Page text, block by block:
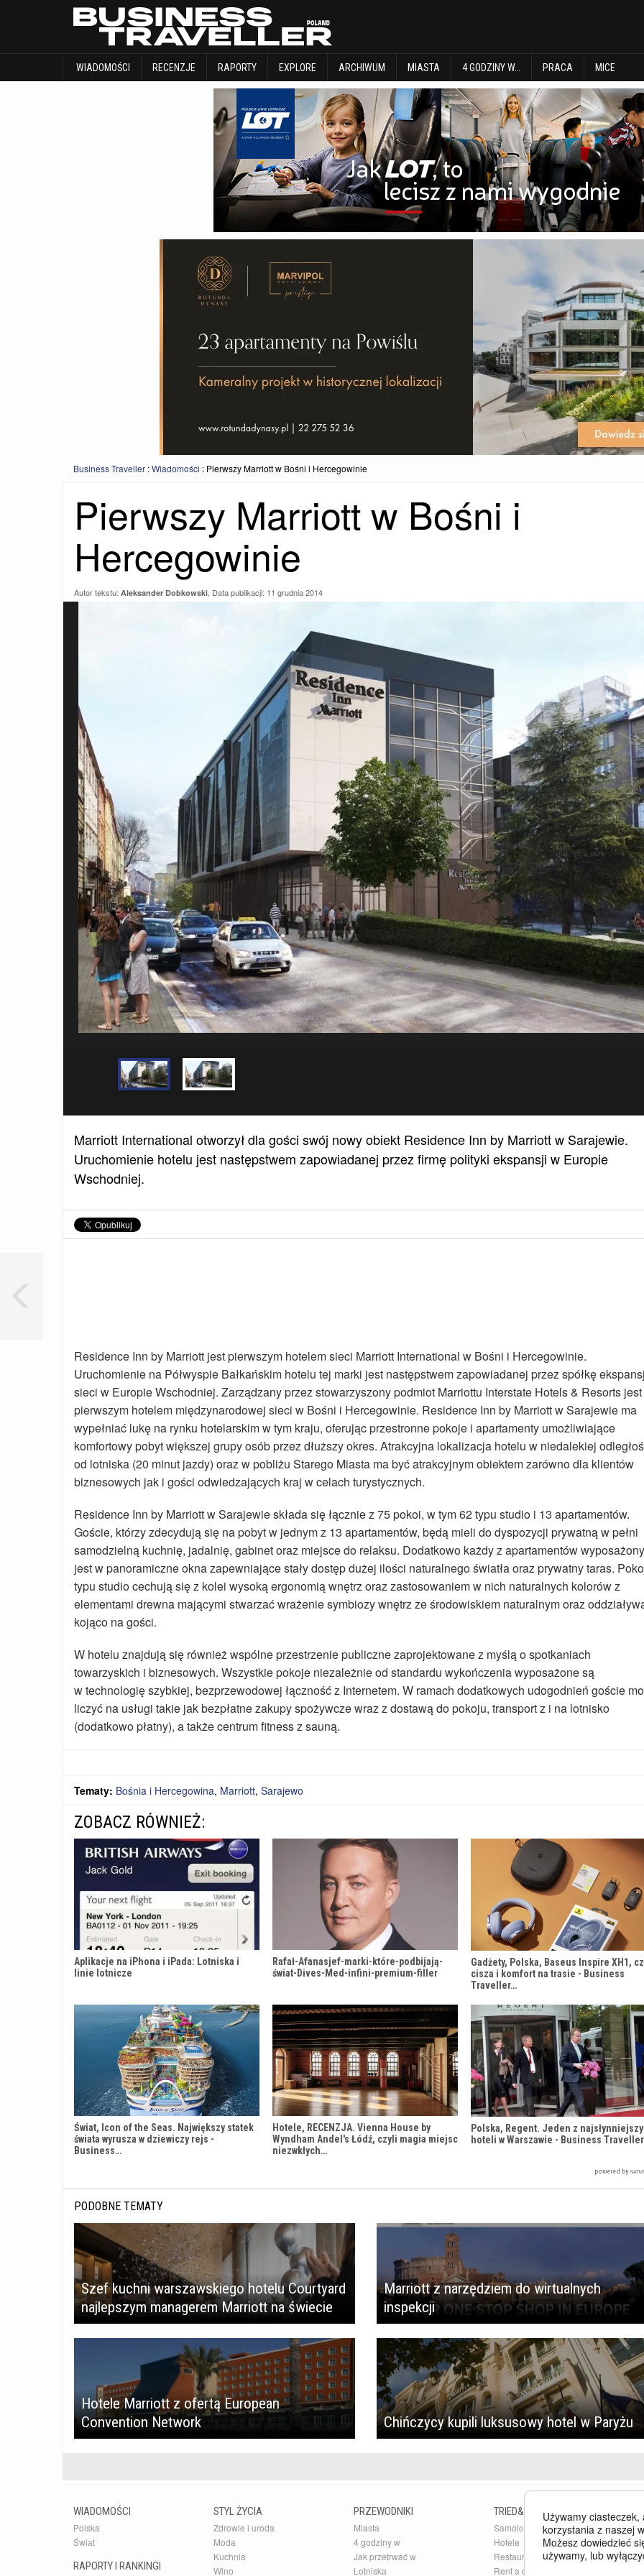
WIADOMOŚCI RECENZJE RAPORTY EXPLORE ARCHIWUM MIASTA 4 GODZINY W… PRACA MICE
WIADOMOŚCI RECENZJE
Business Traveller :Wiadomości : Pierwszy Marriott w Bośni i Hercegowinie
Pierwszy Marriott w Bośni i
Hercegowinie
Autor tekstu: Aleksander Dobkowski, Data publikacji: 11 grudnia 2014
Marriott International otworzył dla gości swój nowy obiekt Residence Inn by Marriott w Sarajewie.
Uruchomienie hotelu jest następstwem zapowiadanej przez firmę polityki ekspansji w Europie
Wschodniej.
Residence Inn by Marriott jest pierwszym hotelem sieci Marriott International w Bośni i Hercegowinie.
Uruchomienie na Półwyspie Bałkańskim hotelu tej marki jest następstwem zapowiadanej przez spółkę
sieci w Europie Wschodniej. Zarządzany przez stowarzyszony podmiot Marriottu Interstate Hotels & Resorts jest
pierwszym hotelem międzynarodowej sieci w Bośni i Hercegowinie. Residence Inn by Marriott w Sarajewie ma
wypełniać lukę na rynku hotelarskim w tym kraju, oferując przestronne pokoje i apartamenty umożliwiające
komfortowy pobyt większej grupy osób przez dłuższy okres. Atrakcyjna lokalizacja hotelu w niedalekiej
od lotniska (20 minut jazdy) oraz w pobliżu Starego Miasta ma być atrakcyjnym obiektem zarówno dla klientów
biznesowych jak i gości odwiedzających kraj w celach turystycznych.
Residence Inn by Marriott w Sarajewie składa się łącznie z 75 pokoi, w tym 62 typu studio i 13 apartamentów.
Goście, którzy zdecydują się na pobyt w jednym z 13 apartamentów, będą mieli do dyspozycji prywatną w pełni
samodzielną kuchnię, jadalnię, gabinet oraz miejsce do relaksu. Dodatkowo każdy z apartamentów wyposażony
jest w panoramiczne okna zapewniające stały dostęp dużej ilości naturalnego światła oraz prywatny taras.
typu studio cechują się z kolei wysoką ergonomią wnętrz oraz zastosowaniem w nich naturalnych kolorów z
elementami drewna mającymi stwarzać wrażenie symbiozy wnętrz ze środowiskiem naturalnym oraz
kojąco na gości.
W hotelu znajdują się również wspólne przestrzenie publiczne zaprojektowane z myślą o spotkaniach
towarzyskich i biznesowych. Wszystkie pokoje niezależnie od standardu wykończenia wyposażone są
w technologię szybkiej, bezprzewodowej łączność z Internetem. W ramach dodatkowych udogodnień goście
liczyć na usługi takie jak bezpłatne zakupy spożywcze wraz z dostawą do pokoju, transport z i na lotnisko
(dodatkowo płatny), a także centrum fitness z sauną.
Tematy: Bośnia i Hercegowina, Marriott, Sarajewo
ZOBACZ RÓWNIEŻ:
Aplikacje na iPhona i iPada: Lotniska i
linie lotnicze
Rafał-Afanasjef-marki-które-podbijają-
świat-Dives-Med-infini-premium-filler
Gadżety, Polska, Baseus Inspire XH1,
cisza i komfort na trasie - Business
Traveller…
Świat, Icon of the Seas. Największy statek
świata wyrusza w dziewiczy rejs -
Business…
Hotele, RECENZJA. Vienna House by
Wyndham Andel's Łódź, czyli magia miejsc
niezwkłych…
Polska, Regent. Jeden z
hoteli w Warszawie - Business
PODOBNE TEMATY
Szef kuchni warszawskiego hotelu Courtyard
najlepszym managerem Marriott na świecie
Marriott z narzędziem do wirtualnych
inspekcji
Hotele Marriott z ofertą European
Convention Network
Chińczycy kupili luksusowy hotel w Paryżu
WIADOMOŚCI
Polska
Świat
RAPORTY I RANKINGI
STYL ŻYCIA
Zdrowie i uroda
Moda
Kuchnia
Wino
PRZEWODNIKI
Miasta
4 godziny w
Jak przetrwać w
Lotniska
TRIED&TESTED
Samoloty
Hotele
Restauracje
Rent a car
Używamy
korzystania z naszej
Możesz dowiedzieć
używamy, lub